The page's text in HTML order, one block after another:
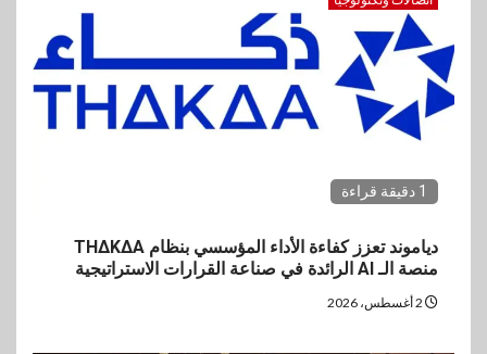
1 دقيقة قراءة
دياموند تعزز كفاءة الأداء المؤسسي بنظام THΔKΔA
منصة الـ AI الرائدة في صناعة القرارات الاستراتيجية